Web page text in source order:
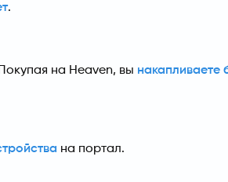
.
на Heaven, вы накапливаете
на портал.